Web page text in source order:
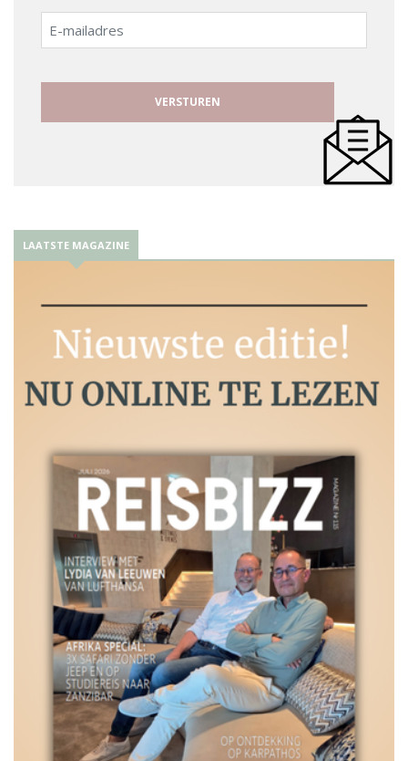
E-
mailadres
LAATSTE MAGAZINE